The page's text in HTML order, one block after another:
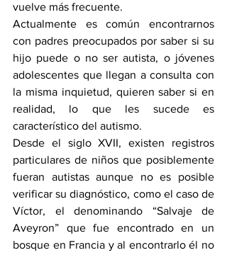
vuelve más frecuente.
Actualmente es común encontrarnos
con padres preocupados por saber si su
hijo puede o no ser autista, o jóvenes
adolescentes que llegan a consulta con
la misma inquietud, quieren saber si en
realidad, lo que les sucede es
característico del autismo.
Desde el siglo XVII, existen registros
particulares de niños que posiblemente
fueran autistas aunque no es posible
verificar su diagnóstico, como el caso de
Víctor, el denominando “Salvaje de
Aveyron” que fue encontrado en un
bosque en Francia y al encontrarlo él no